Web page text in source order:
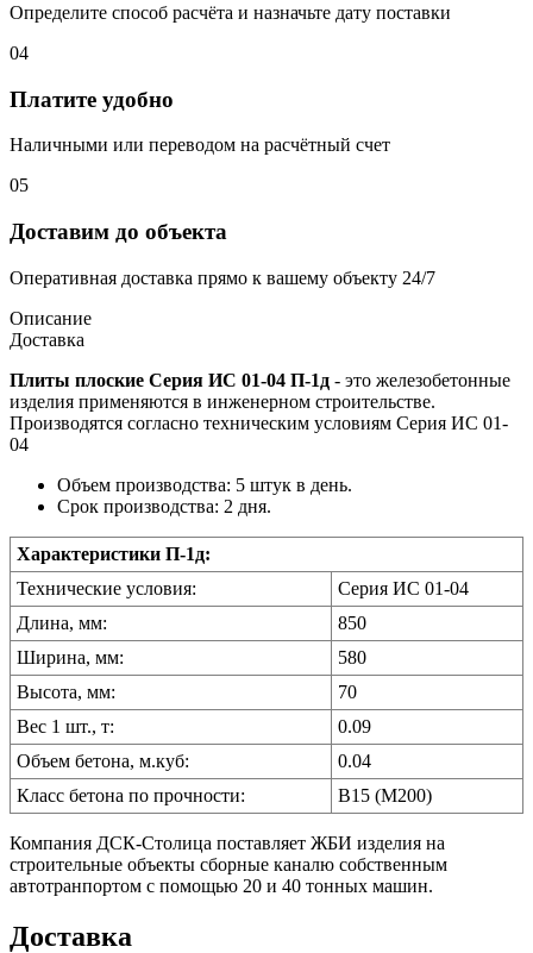
Определите способ расчёта и назначьте дату поставки
04
Платите удобно
Наличными или переводом на расчётный счет
05
Доставим до объекта
Оперативная доставка прямо к вашему объекту 24/7
Описание
Доставка
Плиты плоские Серия ИС 01-04 П-1д - это железобетонные
изделия применяются в инженерном строительстве.
Производятся согласно техническим условиям Серия ИС 01-
04
Объем производства: 5 штук в день.
Срок производства: 2 дня.
Характеристики П-1д:
Технические условия:
Серия ИС 01-04
Длина, мм:
850
Ширина, мм:
580
Высота, мм:
70
Вес 1 шт., т:
0.09
Объем бетона, м.куб:
0.04
Класс бетона по прочности:
В15 (М200)
Компания ДСК-Столица поставляет ЖБИ изделия на
строительные объекты сборные каналю собственным
автотранпортом с помощью 20 и 40 тонных машин.
Доставка